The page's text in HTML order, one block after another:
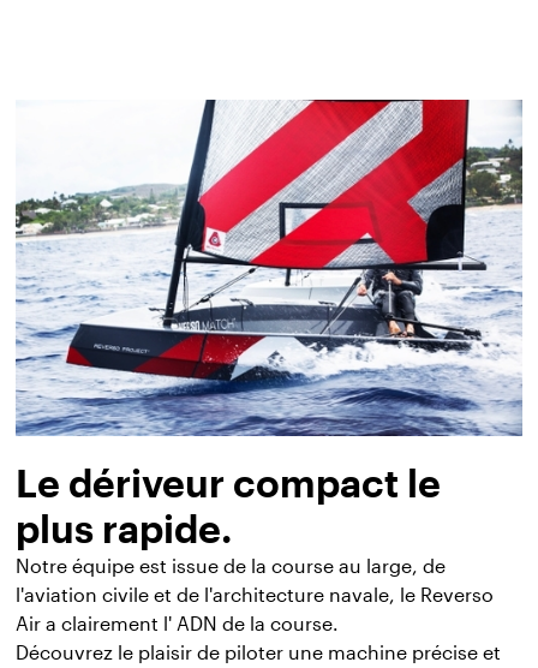
Le dériveur compact le
plus rapide.
Notre équipe est issue de la course au large, de
l'aviation civile et de l'architecture navale, le Reverso
Air a clairement l' ADN de la course.
Découvrez le plaisir de piloter une machine précise et